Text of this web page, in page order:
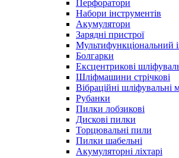
Перфоратори
Набори інструментів
Акумулятори
Зарядні пристрої
Мультифункціональний
Болгарки
Ексцентрикові
Шліфмашини стрічкові
Вібраційні шліфувальні
Рубанки
Пилки лобзикові
Дискові пилки
Торцювальні пили
Пилки шабельні
Акумуляторні ліхтарі